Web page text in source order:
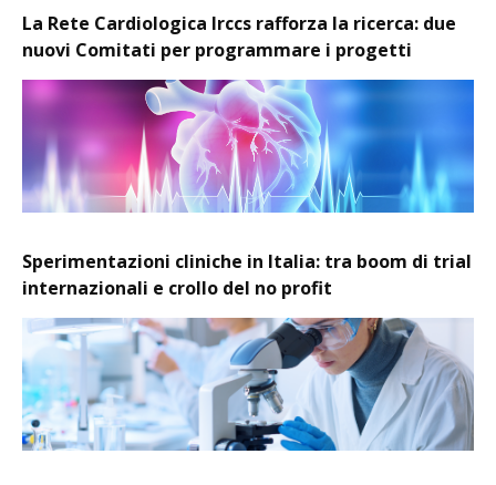
La Rete Cardiologica Irccs rafforza la ricerca: due
nuovi Comitati per programmare i progetti
Sperimentazioni cliniche in Italia: tra boom di trial
internazionali e crollo del no profit